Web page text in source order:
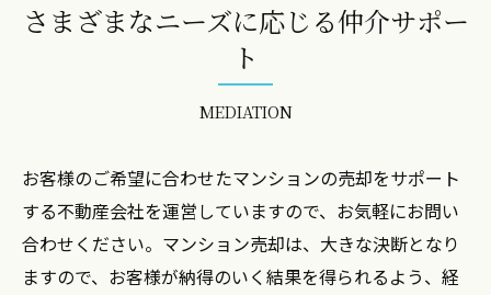
さまざまなニーズに応じる仲介サポー
ト
MEDIATION
お客様のご希望に合わせたマンションの売却をサポート
する不動産会社を運営していますので、お気軽にお問い
合わせください。マンション売却は、大きな決断となり
ますので、お客様が納得のいく結果を得られるよう、経